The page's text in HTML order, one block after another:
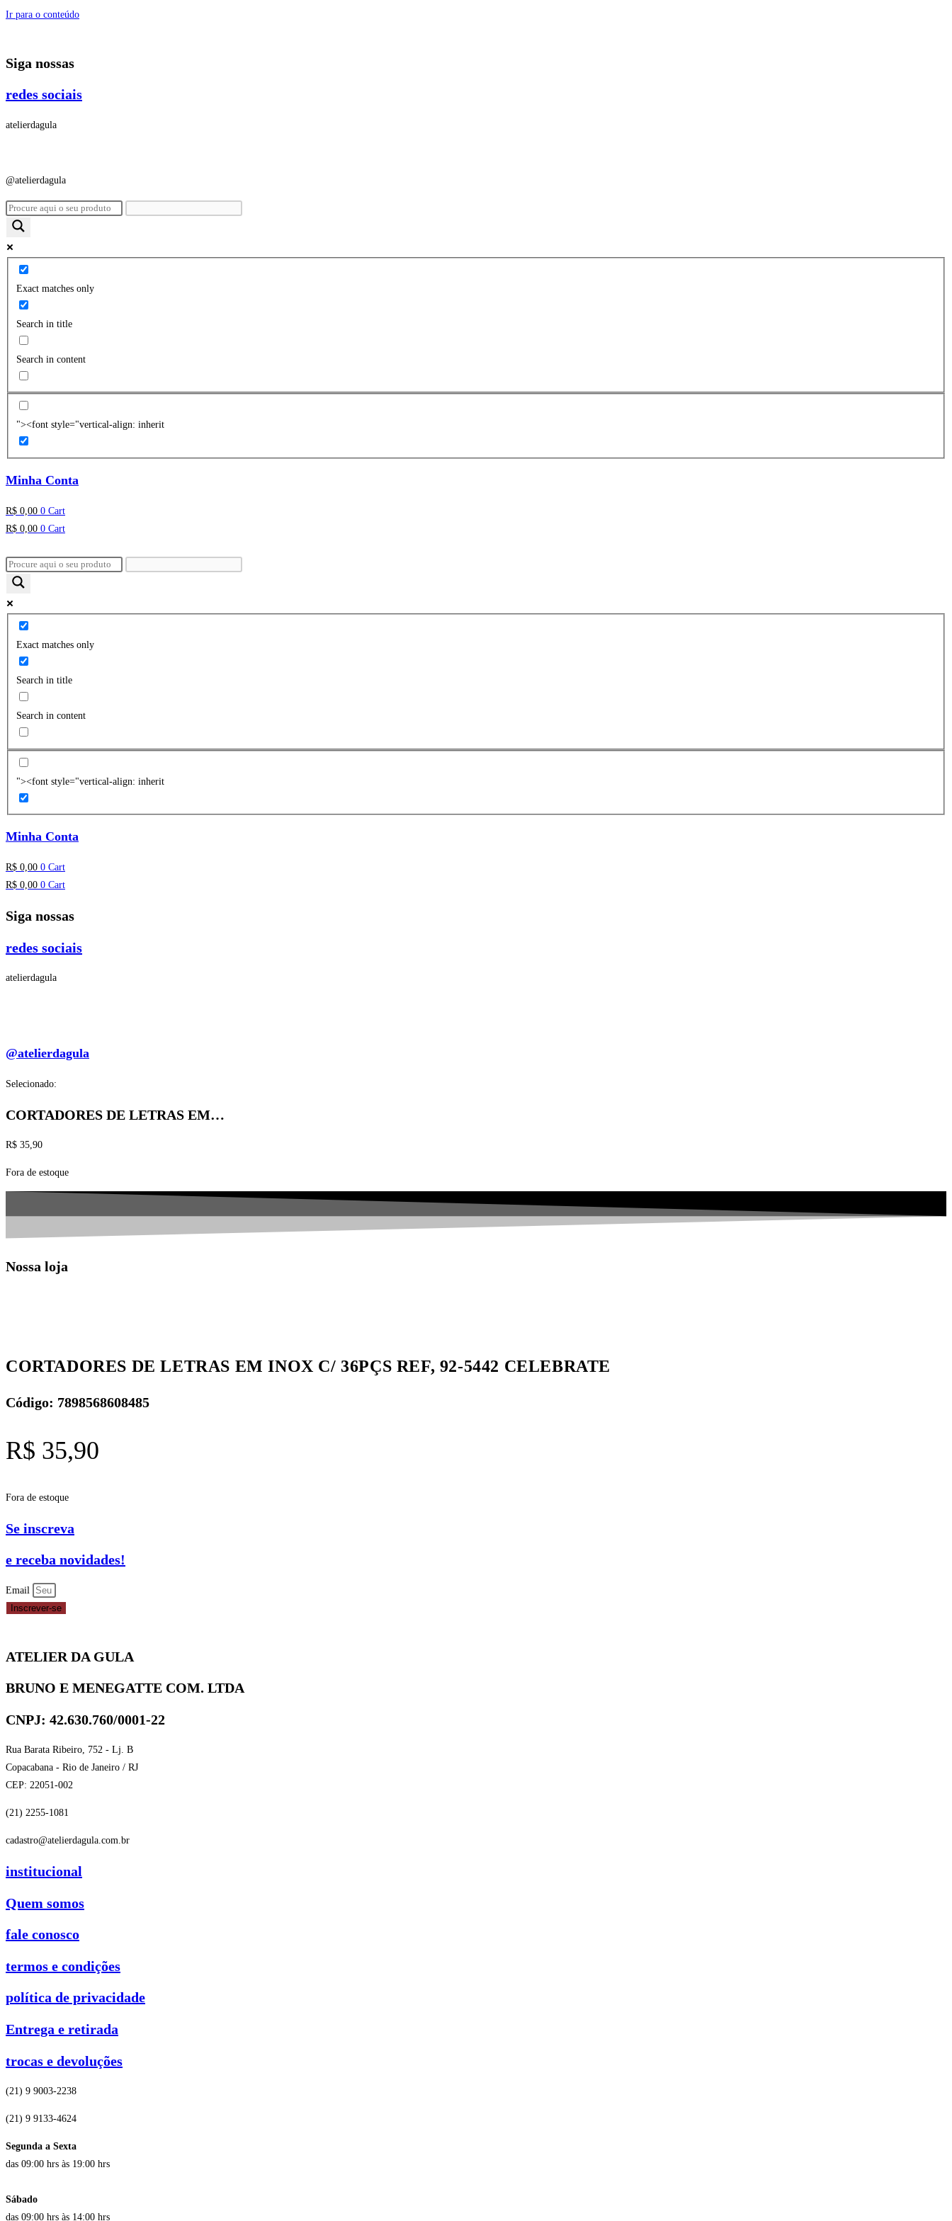
Ir para o conteúdo
Siga nossas
redes sociais
atelierdagula
@atelierdagula
Exact matches only
Search in title
Search in content
"><font style="vertical-align: inherit
Minha Conta
R$ 0,00 0 Cart
R$ 0,00 0 Cart
Exact matches only
Search in title
Search in content
"><font style="vertical-align: inherit
Minha Conta
R$ 0,00 0 Cart
R$ 0,00 0 Cart
Siga nossas
redes sociais
atelierdagula
@atelierdagula
Selecionado:
CORTADORES DE LETRAS EM…
R$ 35,90
Fora de estoque
Nossa loja
CORTADORES DE LETRAS EM INOX C/ 36PÇS REF, 92-5442 CELEBRATE
Código: 7898568608485
R$ 35,90
Fora de estoque
Se inscreva
e receba novidades!
Email
Inscrever-se
ATELIER DA GULA
BRUNO E MENEGATTE COM. LTDA
CNPJ: 42.630.760/0001-22
Rua Barata Ribeiro, 752 - Lj. B
Copacabana - Rio de Janeiro / RJ
CEP: 22051-002
(21) 2255-1081
cadastro@atelierdagula.com.br
institucional
Quem somos
fale conosco
termos e condições
política de privacidade
Entrega e retirada
trocas e devoluções
(21) 9 9003-2238
(21) 9 9133-4624
Segunda a Sexta
das 09:00 hrs às 19:00 hrs
Sábado
das 09:00 hrs às 14:00 hrs